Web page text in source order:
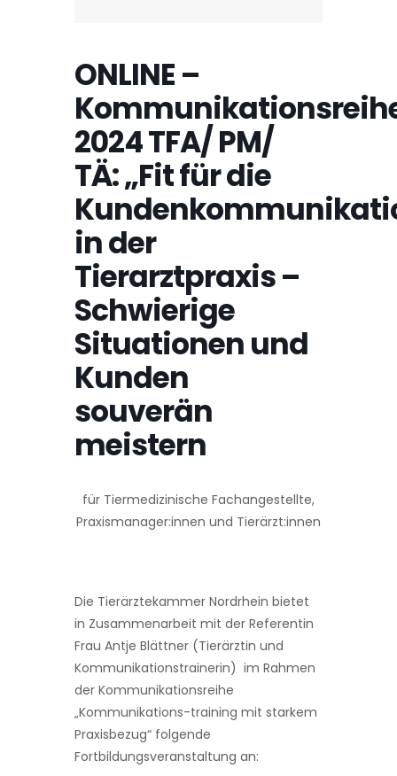
ONLINE –
2024 TFA/ PM/
TÄ: „Fit für die
in der
Tierarztpraxis –
Schwierige
Situationen und
Kunden
souverän
meistern
für Tiermedizinische Fachangestellte,
Praxismanager:innen und Tierärzt:innen
Die Tierärztekammer Nordrhein bietet
in Zusammenarbeit mit der Referentin
Frau Antje Blättner (Tierärztin und
Kommunikationstrainerin) im Rahmen
der Kommunikationsreihe
„Kommunikations-training mit starkem
Praxisbezug“ folgende
Fortbildungsveranstaltung an: